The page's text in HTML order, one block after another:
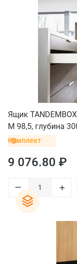
Ящик
М 98,5, глубина
крепление
Комплект
9 076.80 ₽
– +